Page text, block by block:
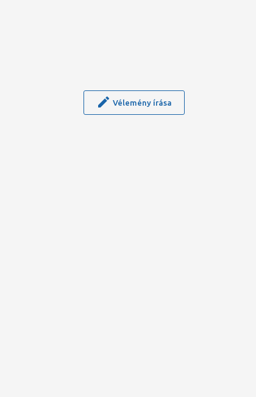
Vélemény írása